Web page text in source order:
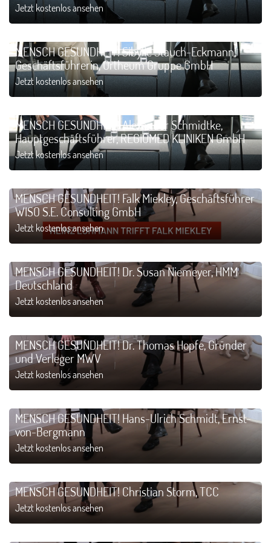
Jetzt kostenlos ansehen
MENSCH GESUNDHEIT! Sibylle Stauch-Eckmann,
Geschäftsführerin, Ortheum Gruppe GmbH
Jetzt kostenlos ansehen
MENSCH GESUNDHEIT! Alexander Schmidtke,
Hauptgeschäftsführer, REGIOMED KLINIKEN GmbH
Jetzt kostenlos ansehen
MENSCH GESUNDHEIT! Falk Miekley, Geschäftsführer
WISO S.E. Consulting GmbH
Jetzt kostenlos ansehen
MENSCH GESUNDHEIT! Dr. Susan Niemeyer, HMM
Deutschland
Jetzt kostenlos ansehen
MENSCH GESUNDHEIT! Dr. Thomas Hopfe, Gründer
und Verleger MWV
Jetzt kostenlos ansehen
MENSCH GESUNDHEIT! Hans-Ulrich Schmidt, Ernst-
von-Bergmann
Jetzt kostenlos ansehen
MENSCH GESUNDHEIT! Christian Storm, TCC
Jetzt kostenlos ansehen